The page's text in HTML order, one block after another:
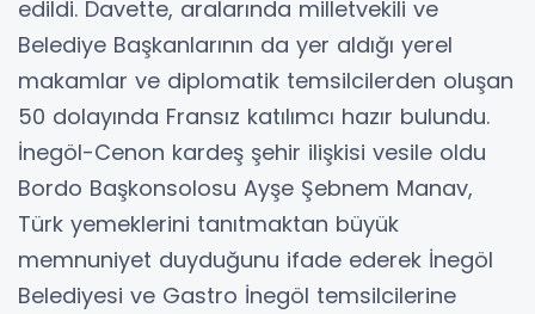
edildi. Davette, aralarında milletvekili ve
Belediye Başkanlarının da yer aldığı yerel
makamlar ve diplomatik temsilcilerden oluşan
50 dolayında Fransız katılımcı hazır bulundu.
İnegöl-Cenon kardeş şehir ilişkisi vesile oldu
Bordo Başkonsolosu Ayşe Şebnem Manav,
Türk yemeklerini tanıtmaktan büyük
memnuniyet duyduğunu ifade ederek İnegöl
Belediyesi ve Gastro İnegöl temsilcilerine